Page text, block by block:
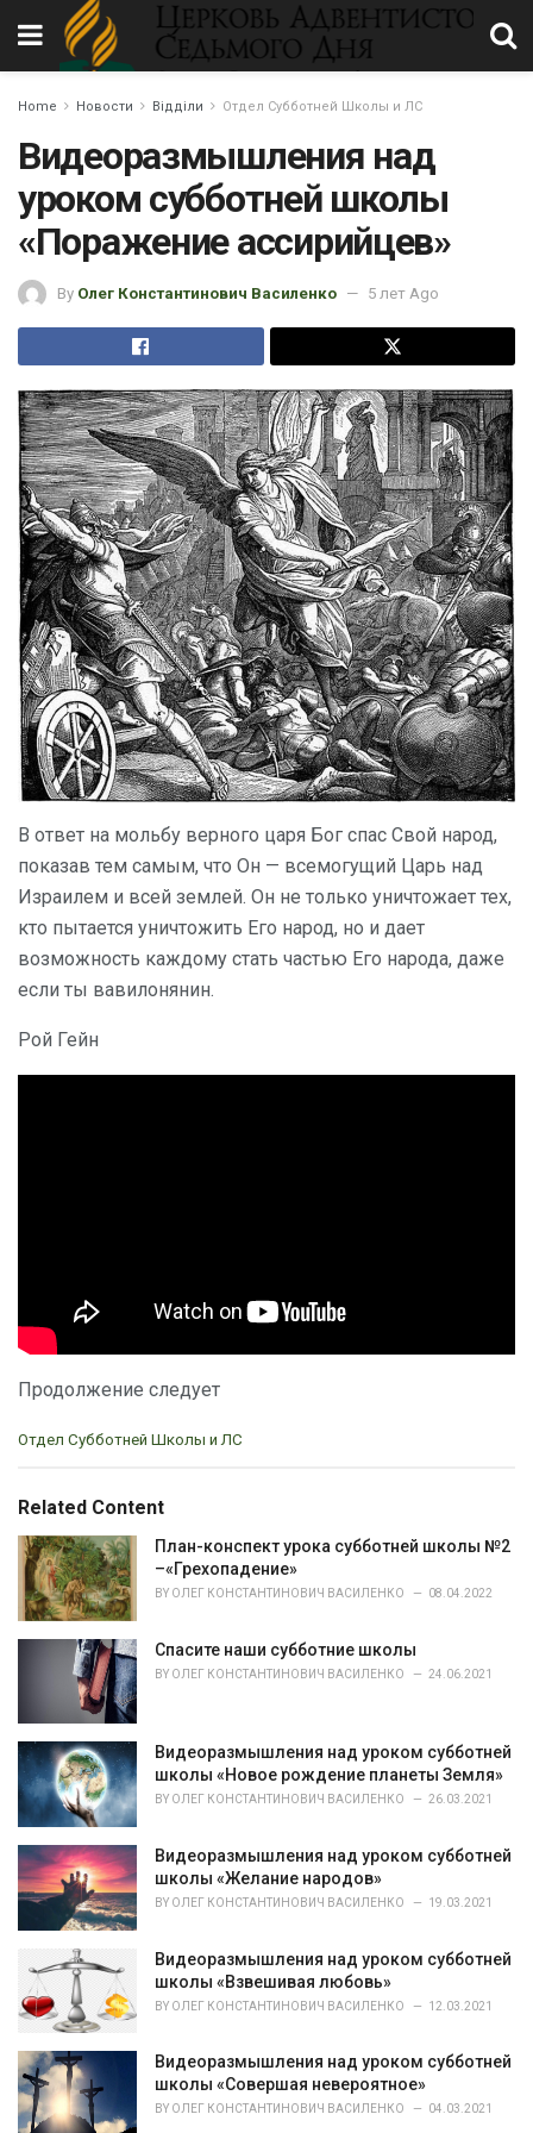
Home Новости Відділи Отдел Субботней Школы и ЛС
Видеоразмышления над
уроком субботней школы
«Поражение ассирийцев»
By Олег Константинович Василенко 5 лет Ago
В ответ на мольбу верного царя Бог спас Свой народ,
показав тем самым, что Он — всемогущий Царь над
Израилем и всей землей. Он не только уничтожает тех,
кто пытается уничтожить Его народ, но и дает
возможность каждому стать частью Его народа, даже
если ты вавилонянин.
Рой Гейн
Продолжение следует
C
e
o
e
Отдел Субботней Школы и ЛС
Related Content
План-конспект урока субботней школы №2
–«Грехопадение»
BY ОЛЕГ КОНСТАНТИНОВИЧ ВАСИЛЕНКО 08.04.2022
Спасите наши субботние школы
BY ОЛЕГ КОНСТАНТИНОВИЧ ВАСИЛЕНКО 24.06.2021
Видеоразмышления над уроком субботней
школы «Новое рождение планеты Земля»
BY ОЛЕГ КОНСТАНТИНОВИЧ ВАСИЛЕНКО 26.03.2021
Видеоразмышления над уроком субботней
школы «Желание народов»
BY ОЛЕГ КОНСТАНТИНОВИЧ ВАСИЛЕНКО 19.03.2021
Видеоразмышления над уроком субботней
школы «Взвешивая любовь»
BY ОЛЕГ КОНСТАНТИНОВИЧ ВАСИЛЕНКО 12.03.2021
Видеоразмышления над уроком субботней
школы «Совершая невероятное»
BY ОЛЕГ КОНСТАНТИНОВИЧ ВАСИЛЕНКО 04.03.2021